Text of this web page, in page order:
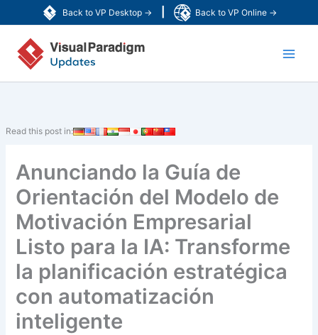
Back to VP Desktop → Back to VP Online →
al
contenido
Read this post in:
Anunciando la Guía de
Orientación del Modelo de
Motivación Empresarial
Listo para la IA: Transforme
la planificación estratégica
con automatización
inteligente